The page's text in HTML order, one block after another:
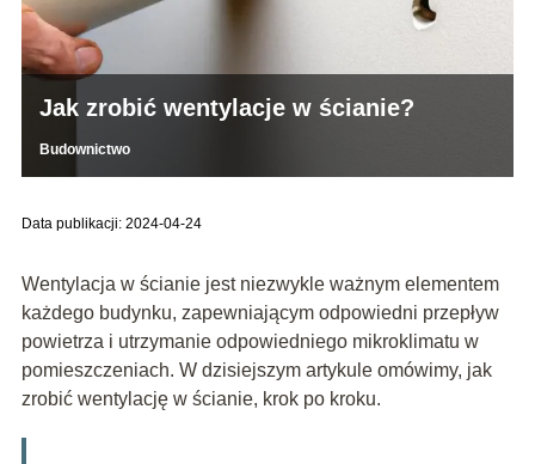
Jak zrobić wentylacje w ścianie?
Budownictwo
Data publikacji: 2024-04-24
Wentylacja w ścianie jest niezwykle ważnym elementem
każdego budynku, zapewniającym odpowiedni przepływ
powietrza i utrzymanie odpowiedniego mikroklimatu w
pomieszczeniach. W dzisiejszym artykule omówimy, jak
zrobić wentylację w ścianie, krok po kroku.